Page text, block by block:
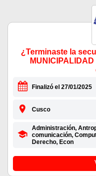
¿Terminaste la
Finalizó el 27/01/2025
Cusco
Administración,
comunicación,
Derecho, Econ